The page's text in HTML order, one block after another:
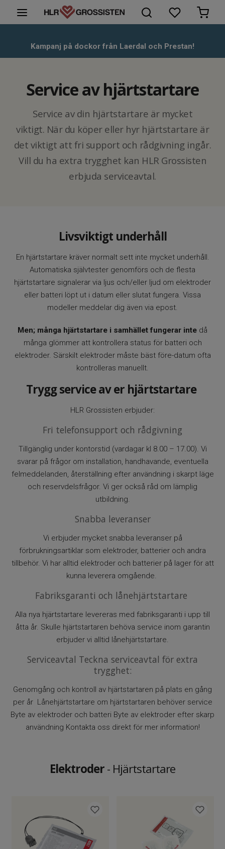
Hjärtstartare & tillbehör
Kunskapsbank
Om oss
Kampanj på dockor från Laerdal och Prestan!
Service av hjärtstartare
Service av din hjärtstartare är mycket
viktigt. När du köper eller hyr hjärtstartare är
det viktigt att fri support och rådgivning ingår.
Vill du ha extra trygghet kan HLR Grossisten
erbjuda serviceavtal.
Livsviktigt underhåll
En hjärtstartare kräver normalt sett inte mycket underhåll.
Automatiska självtester genomförs och de flesta
hjärtstartare signalerar via ljus och/eller ljud om elektroder
eller batteri löpt ut i datum eller slutat fungera. Vissa
modeller meddelar dig även via epost.
Men; många hjärtstartare i samhället fungerar inte då
många glömmer att kontrollera status för batteri och
elektroder. Särskilt elektroder måste bäst före-datum ofta
kontrolleras manuellt.
Trygg serviceav er hjärtstartare
HLR Grossisten erbjuder:
Fri telefonsupport och rådgivning
Tillgänglig under kontorstid (vardagar kl 8.00 – 17.00). Vi
svarar på frågor om installation, handhavande, eventuella
felmeddelanden, återställning efter användning i skarpt läge
och reservdelsfrågor. Vi ger också råd om lämplig
utbildning.
Snabba leveranser
Vi erbjuder mycket snabba leveranser på
förbrukningsartiklar som elektroder, batterier och andra
tillbehör. Vi har alltid elektroder och batterier på lager för att
kunna leverera omgående.
Fabriksgaranti och lånehjärtstartare
Alla nya hjärtstartare levereras med fabriksgaranti i upp till
åtta år. Skulle hjärtstartaren behöva service inom garantin
erbjuder vi alltid lånehjärtstartare.
Serviceavtal Teckna serviceavtal för extra
trygghet:
Genomgång och kontroll av hjärtstartaren på plats en gång
per år Lånehjärtstartare om hjärtstartaren behöver service
Byte av elektroder och batteri Byte av elektroder efter skarp
användning Kontakta oss direkt för mer information!
Elektroder- Hjärtstartare